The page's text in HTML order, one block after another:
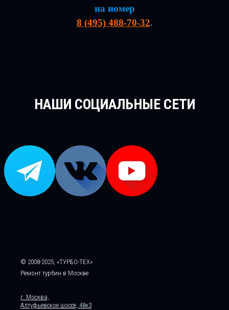
на номер
8 (495) 488-70-32.
НАШИ СОЦИАЛЬНЫЕ СЕТИ
© 2008-2025, «ТУРБО-ТЕХ»
Ремонт турбин в Москве
г. Москва,
Алтуфьевское шоссе, 48к3